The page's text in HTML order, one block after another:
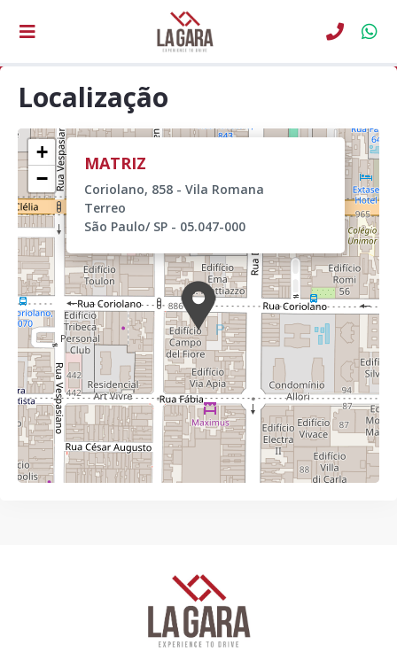
Localização
+
−
MATRIZ
Coriolano, 858 - Vila Romana
Terreo
São Paulo/ SP - 05.047-000